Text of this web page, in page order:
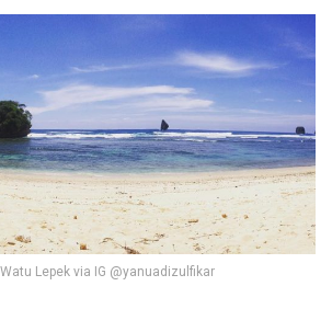
Lepek via IG @yanuadizulfikar